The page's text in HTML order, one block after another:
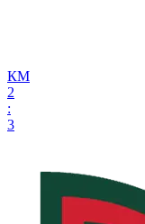
КМ
2
:
3